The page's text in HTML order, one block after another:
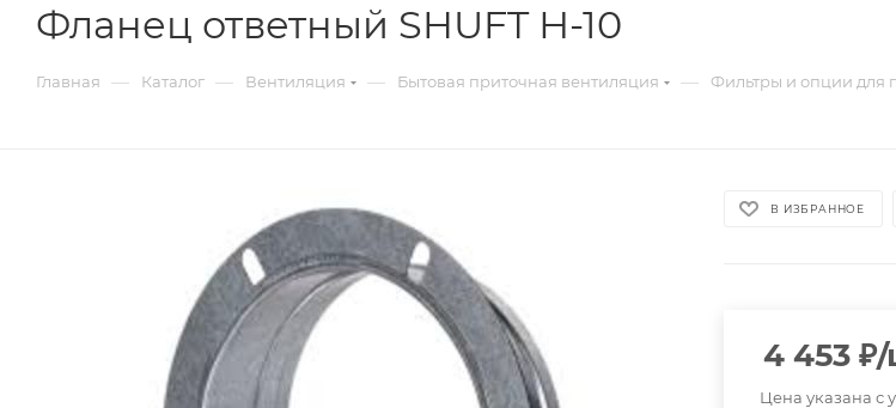
Фланец ответный SHUFT Н-10
Главная — Каталог — Вентиляция — Бытовая приточная вентиляция — Фильтры и опции для
В ИЗБРАННОЕ
4 453 ₽/
Цена указана с